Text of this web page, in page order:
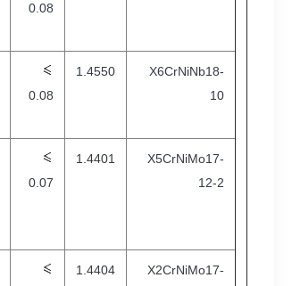
0.08
X6CrNiNb18-
10
1.4550
0.08
X5CrNiMo17-
12-2
1.4401
0.07
X2CrNiMo17-
1.4404